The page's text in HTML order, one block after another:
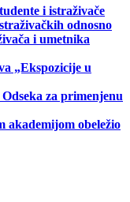
i istraživače
odnosno
i umetnika
„Ekspozicije u
za primenjenu
akademijom obeležio